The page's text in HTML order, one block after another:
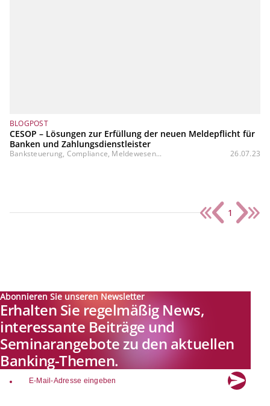
BLOGPOST
CESOP – Lösungen zur Erfüllung der neuen Meldepflicht für
Banken und Zahlungsdienstleister
Banksteuerung, Compliance, Meldewesen... 26.07.23
1
Abonnieren Sie unseren Newsletter
Erhalten Sie regelmäßig News,
interessante Beiträge und
Seminarangebote zu den aktuellen
Banking-Themen.
email